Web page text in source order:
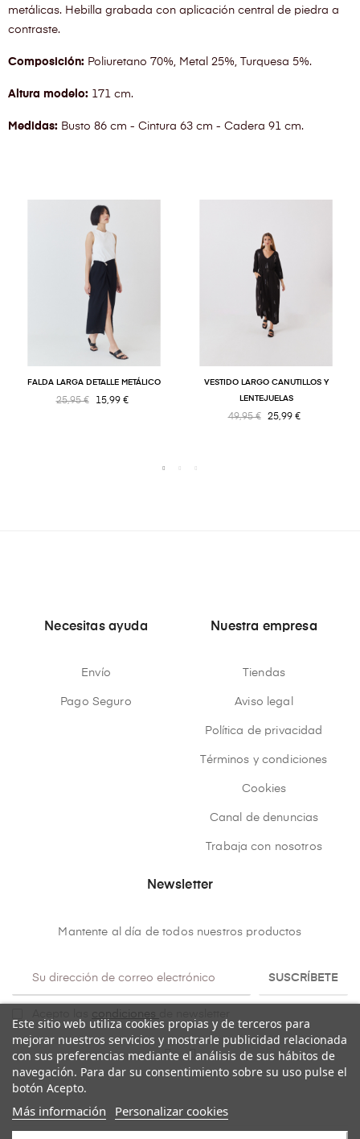
metálicas. Hebilla grabada con aplicación central de piedra a
contraste.
Composición: Poliuretano 70%, Metal 25%, Turquesa 5%.
Altura modelo: 171 cm.
Medidas: Busto 86 cm - Cintura 63 cm - Cadera 91 cm.
FALDA LARGA DETALLE METÁLICO
25,95 € 15,99 €
VESTIDO LARGO CANUTILLOS Y
LENTEJUELAS
49,95 € 25,99 €
Necesitas ayuda
Envío
Pago Seguro
Nuestra empresa
Tiendas
Aviso legal
Política de privacidad
Términos y condiciones
Cookies
Canal de denuncias
Trabaja con nosotros
Newsletter
Mantente al día de todos nuestros productos
SUSCRÍBETE
condiciones
Este sitio web utiliza cookies propias y de terceros para
mejorar nuestros servicios y mostrarle publicidad relacionada
con sus preferencias mediante el análisis de sus hábitos de
navegación. Para dar su consentimiento sobre su uso pulse el
botón Acepto.
Más información Personalizar cookies